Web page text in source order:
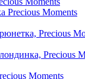
Precious Moments
Precious
Precious
Moments